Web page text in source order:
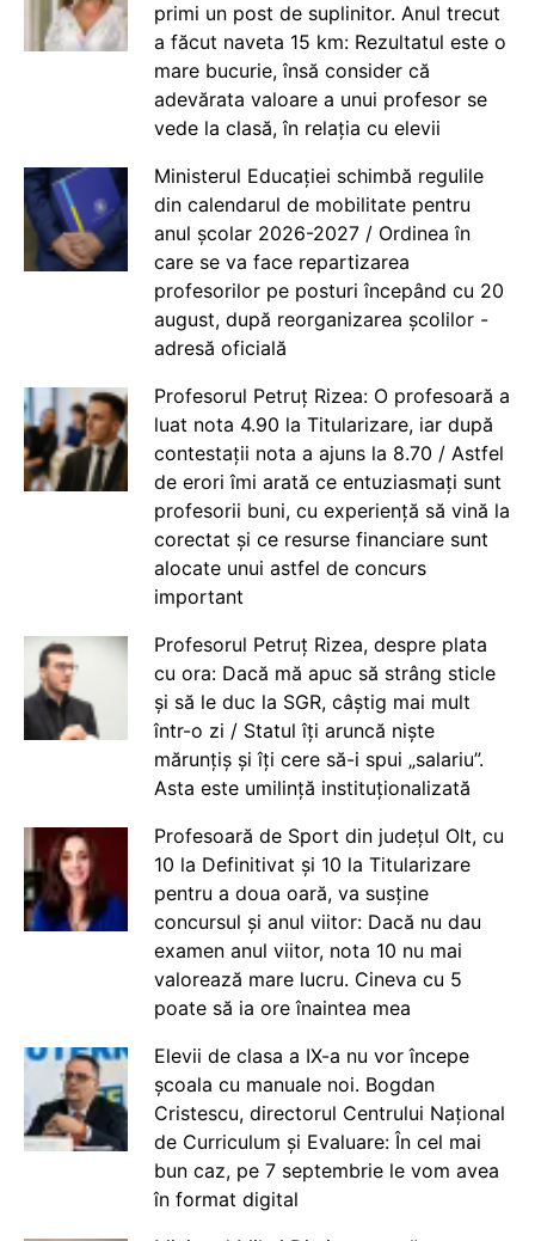
primi un post de suplinitor. Anul trecut
a făcut naveta 15 km: Rezultatul este o
mare bucurie, însă consider că
adevărata valoare a unui profesor se
vede la clasă, în relația cu elevii
Ministerul Educației schimbă regulile
din calendarul de mobilitate pentru
anul școlar 2026-2027 / Ordinea în
care se va face repartizarea
profesorilor pe posturi începând cu 20
august, după reorganizarea școlilor -
adresă oficială
Profesorul Petruț Rizea: O profesoară a
luat nota 4.90 la Titularizare, iar după
contestații nota a ajuns la 8.70 / Astfel
de erori îmi arată ce entuziasmați sunt
profesorii buni, cu experiență să vină la
corectat și ce resurse financiare sunt
alocate unui astfel de concurs
important
Profesorul Petruț Rizea, despre plata
cu ora: Dacă mă apuc să strâng sticle
și să le duc la SGR, câștig mai mult
într-o zi / Statul îți aruncă niște
mărunțiș și îți cere să-i spui „salariu”.
Asta este umilință instituționalizată
Profesoară de Sport din județul Olt, cu
10 la Definitivat și 10 la Titularizare
pentru a doua oară, va susține
concursul și anul viitor: Dacă nu dau
examen anul viitor, nota 10 nu mai
valorează mare lucru. Cineva cu 5
poate să ia ore înaintea mea
Elevii de clasa a IX-a nu vor începe
școala cu manuale noi. Bogdan
Cristescu, directorul Centrului Național
de Curriculum și Evaluare: În cel mai
bun caz, pe 7 septembrie le vom avea
în format digital